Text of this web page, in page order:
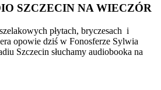
SZCZECIN NA WIECZÓR
płytach, bryczesach i
opowie dziś w Fonosferze Sylwia
Szczecin słuchamy audiobooka na